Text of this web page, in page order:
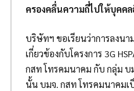
ครองคลื่นความถี่ไปให้บุคค
บริษัทฯ ขอเรียนว่าการลงน
เกี่ยวข้องกับโครงการ 3G
กสท โทรคมนาคม กับ กลุ่ม บ
นั้น บมจ. กสท โทรคมนาคม